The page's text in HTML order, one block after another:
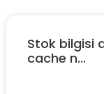
Stok bilgisi
cache n...